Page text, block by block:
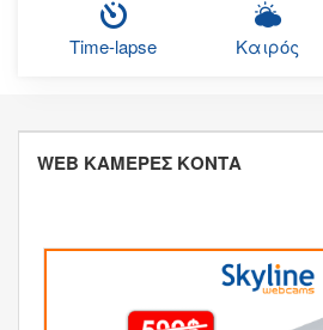
Time-lapse Καιρός
WEB ΚΑΜΕΡΕΣ ΚΟΝΤΑ